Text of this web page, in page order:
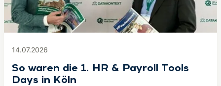
14.07.2026
So waren die 1. HR & Payroll Tools
Days in Köln